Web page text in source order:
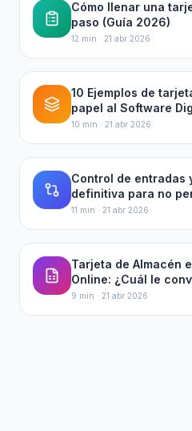
Cómo llenar una
paso (Guía 2026)
12 min · 21 abr 2026
10 Ejemplos de
papel al Software
10 min · 21 abr 2026
Control de entradas
definitiva para no
11 min · 21 abr 2026
Tarjeta de Almacén
Online: ¿Cuál le
9 min · 21 abr 2026